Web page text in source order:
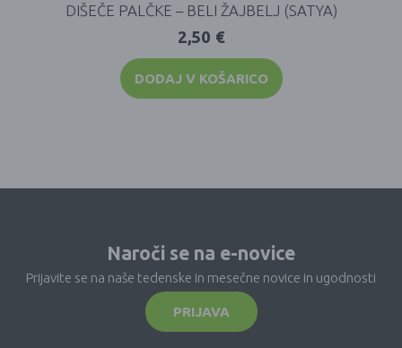
DIŠEČE PALČKE – BELI ŽAJBELJ (SATYA)
2,50 €
DODAJ V KOŠARICO
Naroči se na e-novice
Prijavite se na naše tedenske in mesečne novice in ugodnosti
PRIJAVA